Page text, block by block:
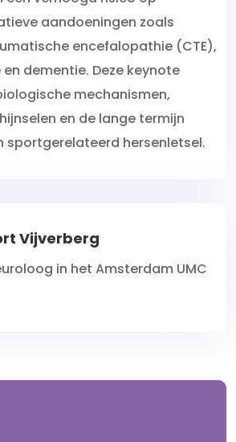
aandoeningen zoals
encefalopathie (CTE),
dementie. Deze keynote
mechanismen,
en de lange termijn
sportgerelateerd hersenletsel.
Vijverberg
in het Amsterdam UMC